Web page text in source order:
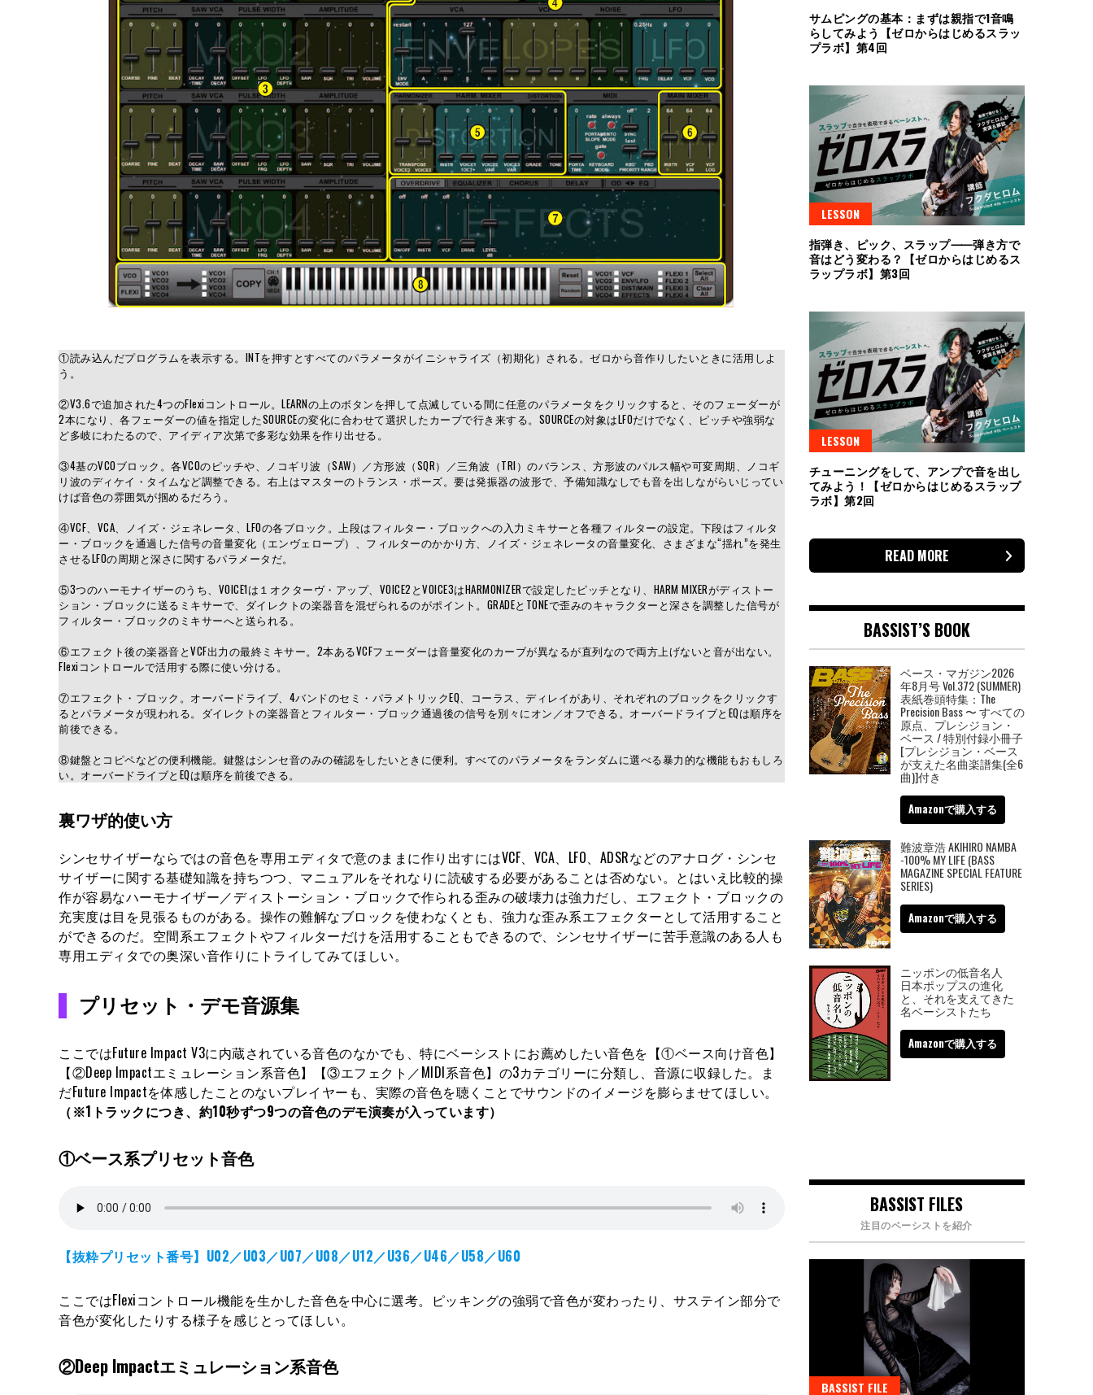
①読み込んだプログラムを表示する。INTを押すとすべてのパラメータがイニシャライズ（初期化）される。ゼロから音作りしたいときに活用しよ
う。
②V3.6で追加された4つのFlexiコントロール。LEARNの上のボタンを押して点滅している間に任意のパラメータをクリックすると、そのフェーダーが
2本になり、各フェーダーの値を指定したSOURCEの変化に合わせて選択したカーブで行き来する。SOURCEの対象はLFOだけでなく、ピッチや強弱な
ど多岐にわたるので、アイディア次第で多彩な効果を作り出せる。
③4基のVCOブロック。各VCOのピッチや、ノコギリ波（SAW）／方形波（SQR）／三角波（TRI）のバランス、方形波のパルス幅や可変周期、ノコギ
リ波のディケイ・タイムなど調整できる。右上はマスターのトランス・ポーズ。要は発振器の波形で、予備知識なしでも音を出しながらいじってい
けば音色の雰囲気が掴めるだろう。
④VCF、VCA、ノイズ・ジェネレータ、LFOの各ブロック。上段はフィルター・ブロックへの入力ミキサーと各種フィルターの設定。下段はフィルタ
ー・ブロックを通過した信号の音量変化（エンヴェロープ）、フィルターのかかり方、ノイズ・ジェネレータの音量変化、さまざまな“揺れ”を発生
させるLFOの周期と深さに関するパラメータだ。
⑤3つのハーモナイザーのうち、VOICE1は１オクターヴ・アップ、VOICE2とVOICE3はHARMONIZERで設定したピッチとなり、HARM MIXERがディストー
ション・ブロックに送るミキサーで、ダイレクトの楽器音を混ぜられるのがポイント。GRADEとTONEで歪みのキャラクターと深さを調整した信号が
フィルター・ブロックのミキサーへと送られる。
⑥エフェクト後の楽器音とVCF出力の最終ミキサー。2本あるVCFフェーダーは音量変化のカーブが異なるが直列なので両方上げないと音が出ない。
Flexiコントロールで活用する際に使い分ける。
⑦エフェクト・ブロック。オーバードライブ、4バンドのセミ・パラメトリックEQ、コーラス、ディレイがあり、それぞれのブロックをクリックす
るとパラメータが現われる。ダイレクトの楽器音とフィルター・ブロック通過後の信号を別々にオン／オフできる。オーバードライブとEQは順序を
前後できる。
⑧鍵盤とコピペなどの便利機能。鍵盤はシンセ音のみの確認をしたいときに便利。すべてのパラメータをランダムに選べる暴力的な機能もおもしろ
い。オーバードライブとEQは順序を前後できる。
裏ワザ的使い方
シンセサイザーならではの音色を専用エディタで意のままに作り出すにはVCF、VCA、LFO、ADSRなどのアナログ・シンセ
サイザーに関する基礎知識を持ちつつ、マニュアルをそれなりに読破する必要があることは否めない。とはいえ比較的操
作が容易なハーモナイザー／ディストーション・ブロックで作られる歪みの破壊力は強力だし、エフェクト・ブロックの
充実度は目を見張るものがある。操作の難解なブロックを使わなくとも、強力な歪み系エフェクターとして活用すること
ができるのだ。空間系エフェクトやフィルターだけを活用することもできるので、シンセサイザーに苦手意識のある人も
専用エディタでの奥深い音作りにトライしてみてほしい。
プリセット・デモ音源集
ここではFuture Impact V3に内蔵されている音色のなかでも、特にベーシストにお薦めしたい音色を【①ベース向け音色】
【②Deep Impactエミュレーション系音色】【③エフェクト／MIDI系音色】の3カテゴリーに分類し、音源に収録した。ま
だFuture Impactを体感したことのないプレイヤーも、実際の音色を聴くことでサウンドのイメージを膨らませてほしい。
（※1トラックにつき、約10秒ずつ9つの音色のデモ演奏が入っています）
①ベース系プリセット音色
【抜粋プリセット番号】U02／U03／U07／U08／U12／U36／U46／U58／U60
ここではFlexiコントロール機能を生かした音色を中心に選考。ピッキングの強弱で音色が変わったり、サステイン部分で
音色が変化したりする様子を感じとってほしい。
②Deep Impactエミュレーション系音色
サムピングの基本：まずは親指で1音鳴
らしてみよう【ゼロからはじめるスラッ
プラボ】第4回
LESSON
指弾き、ピック、スラップ⸺弾き方で
音はどう変わる？【ゼロからはじめるス
ラップラボ】第3回
LESSON
チューニングをして、アンプで音を出し
てみよう！【ゼロからはじめるスラップ
ラボ】第2回
READ MORE
BASSIST’S BOOK
ベース・マガジン2026
年8月号 Vol.372 (SUMMER)
表紙巻頭特集：The
Precision Bass 〜 すべての
原点、プレシジョン・
ベース / 特別付録小冊子
[プレシジョン・ベース
が支えた名曲楽譜集(全6
曲)]付き
Amazonで購入する
難波章浩 AKIHIRO NAMBA
-100% MY LIFE (BASS
MAGAZINE SPECIAL FEATURE
SERIES)
Amazonで購入する
ニッポンの低音名人
日本ポップスの進化
と、それを支えてきた
名ベーシストたち
Amazonで購入する
BASSIST FILES
注目のベーシストを紹介
BASSIST FILE